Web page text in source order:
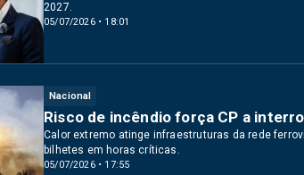
05/07/2026 • 18:01
2027.
Nacional
05/07/2026 • 17:55
Risco de incêndio força CP a
Calor extremo atinge infraestruturas da rede
bilhetes em horas críticas.